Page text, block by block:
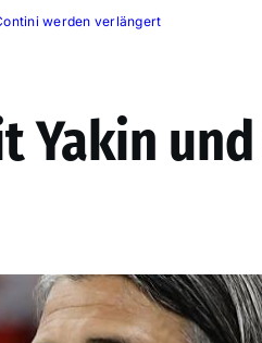
werden verlängert
Yakin